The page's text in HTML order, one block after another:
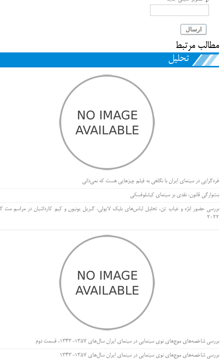
ارسال
مطالب مرتبط
تحلیل
فردگرایی در سینمای ایران با نگاهی به فیلم چیزهایی هست که نمی‌دانی
بت‌وارگی قانون، نقدی بر سینمای کیشلوفسکی
بررسی حضور ابژه و غیاب تن، تحلیل لباس‌های بلیک لایولی، گبریل یونیون و کیم کارداشیان در مراسم مت
۲۰۲۲
بررسی شاخصه‌های موج‌های نوی سینمایی در سینمای ایران سال‌های 1357-1343، قسمت دوم
بررسی شاخصه‌های موج‌های نوی سینمایی در سینمای ایران سال‌های 1357-1343